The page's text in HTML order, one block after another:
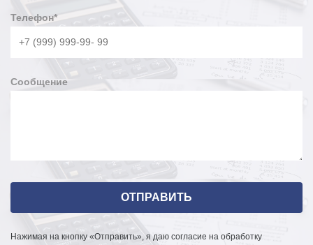
Телефон*
Сообщение
Нажимая на кнопку «Отправить», я даю согласие на обработку